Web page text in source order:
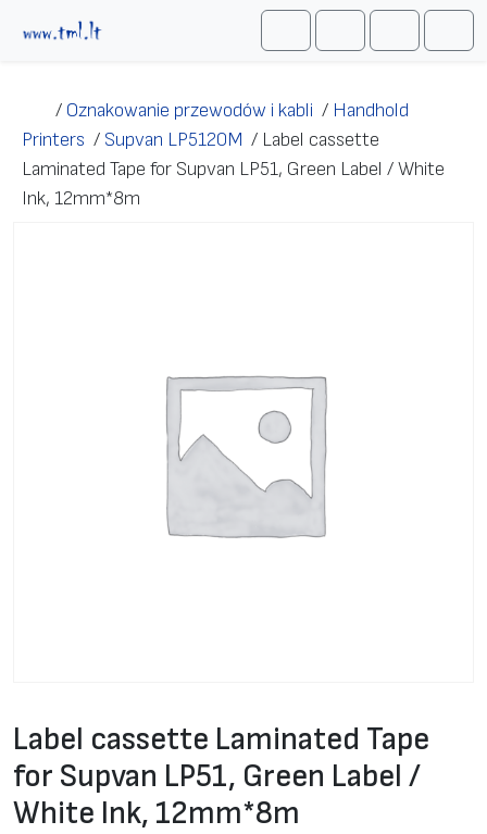
SearchAccountCart
/ Oznakowanie przewodów i kabli / Handhold
Printers / Supvan LP5120M / Label cassette
Laminated Tape for Supvan LP51, Green Label / White
Ink, 12mm*8m
Label cassette Laminated Tape
for Supvan LP51, Green Label /
White Ink, 12mm*8m